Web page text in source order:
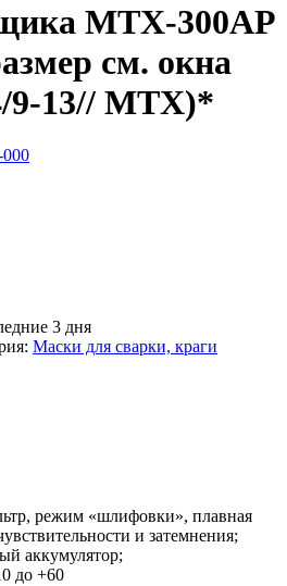
MTX-300АР
см. окна
9-13// MTX)*
000
3 дня
Маски для сварки, краги
режим «шлифовки», плавная
и затемнения;
аккумулятор;
до +60